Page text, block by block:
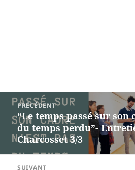
Navigation
l’article
PRÉCÉDENT
Article
précédent :
“Le temps passé sur son
du temps perdu”-
Charcosset 3/3
SUIVANT